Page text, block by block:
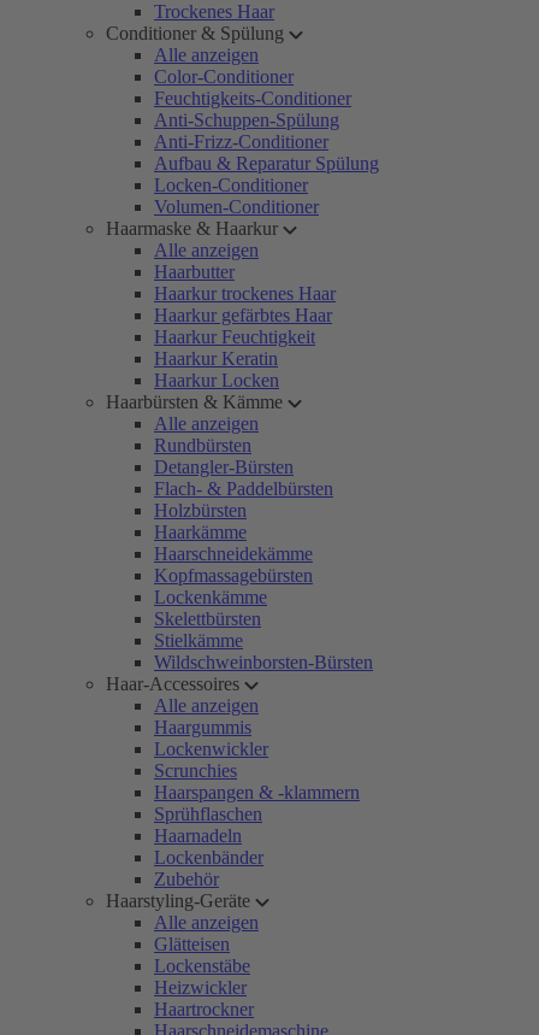
Trockenes Haar
Conditioner & Spülung
Alle anzeigen
Color-Conditioner
Feuchtigkeits-Conditioner
Anti-Schuppen-Spülung
Anti-Frizz-Conditioner
Aufbau & Reparatur Spülung
Locken-Conditioner
Volumen-Conditioner
Haarmaske & Haarkur
Alle anzeigen
Haarbutter
Haarkur trockenes Haar
Haarkur gefärbtes Haar
Haarkur Feuchtigkeit
Haarkur Keratin
Haarkur Locken
Haarbürsten & Kämme
Alle anzeigen
Rundbürsten
Detangler-Bürsten
Flach- & Paddelbürsten
Holzbürsten
Haarkämme
Haarschneidekämme
Kopfmassagebürsten
Lockenkämme
Skelettbürsten
Stielkämme
Wildschweinborsten-Bürsten
Haar-Accessoires
Alle anzeigen
Haargummis
Lockenwickler
Scrunchies
Haarspangen & -klammern
Sprühflaschen
Haarnadeln
Lockenbänder
Zubehör
Haarstyling-Geräte
Alle anzeigen
Glätteisen
Lockenstäbe
Heizwickler
Haartrockner
Haarschneidemaschine